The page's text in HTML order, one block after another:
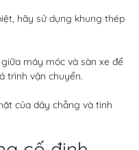
hãy sử dụng khung thép
máy móc và sàn xe để
trình vận chuyển.
của dây chằng và tình